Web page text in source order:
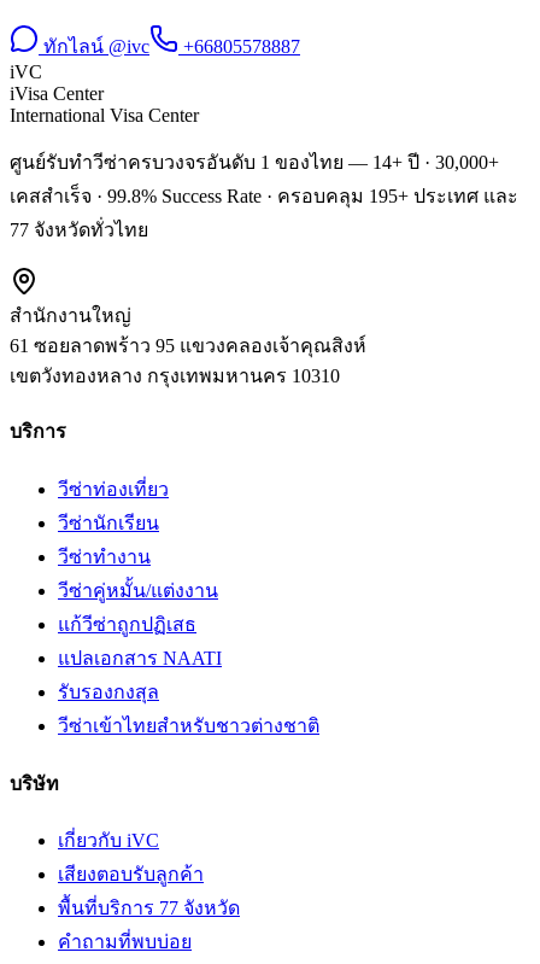
ทักไลน์ @ivc
+66805578887
iVC
iVisa Center
International Visa Center
ศูนย์รับทำวีซ่าครบวงจรอันดับ 1 ของไทย — 14+ ปี · 30,000+
เคสสำเร็จ · 99.8% Success Rate · ครอบคลุม 195+ ประเทศ และ
77 จังหวัดทั่วไทย
สำนักงานใหญ่
61 ซอยลาดพร้าว 95 แขวงคลองเจ้าคุณสิงห์
เขตวังทองหลาง กรุงเทพมหานคร 10310
บริการ
วีซ่าท่องเที่ยว
วีซ่านักเรียน
วีซ่าทำงาน
วีซ่าคู่หมั้น/แต่งงาน
แก้วีซ่าถูกปฏิเสธ
แปลเอกสาร NAATI
รับรองกงสุล
วีซ่าเข้าไทยสำหรับชาวต่างชาติ
บริษัท
เกี่ยวกับ iVC
เสียงตอบรับลูกค้า
พื้นที่บริการ 77 จังหวัด
คำถามที่พบบ่อย